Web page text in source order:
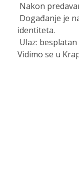
Nakon
Događanje je
identiteta.
Ulaz: besplatan
Vidimo se u